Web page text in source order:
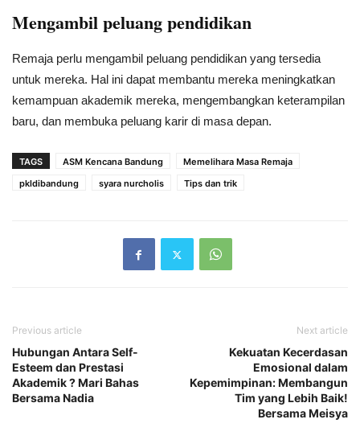
Mengambil peluang pendidikan
Remaja perlu mengambil peluang pendidikan yang tersedia
untuk mereka. Hal ini dapat membantu mereka meningkatkan
kemampuan akademik mereka, mengembangkan keterampilan
baru, dan membuka peluang karir di masa depan.
TAGS ASM Kencana Bandung
Memelihara Masa Remaja
pkldibandung
syara nurcholis Tips dan trik
Previous article
Hubungan Antara Self-
Esteem dan Prestasi
Akademik ? Mari Bahas
Bersama Nadia
Next article
Kekuatan Kecerdasan
Emosional dalam
Kepemimpinan: Membangun
Tim yang Lebih Baik!
Bersama Meisya